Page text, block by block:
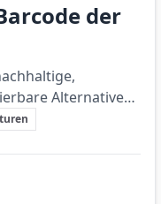
der
Alternative
dar, indem es
Strukturen
von